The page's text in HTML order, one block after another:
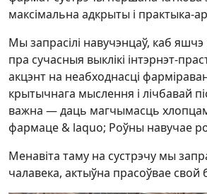
максімальна адкрыты і практыка-
Мы запрасілі навучэнцаў, каб яшчэ
пра сучасныя выклікі інтэрнэт-
акцэнт на неабходнасці
крытычнага мыслення і лічбавай
важна — даць магчымасць
фармаце & laquo; Роўны навучае
Менавіта таму на сустрэчу мы
чалавека, актыўна прасоўвае свой